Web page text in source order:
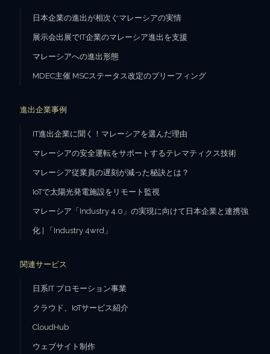
日本企業の進出が相次ぐマレーシアの実情
展示会出展でIT企業のマレーシア進出を支援
マレーシアへの進出形態
MDEC主催 MSCステータス改定のブリーフィング
進出企業事例
IT進出企業に聞く！マレーシアを選んだ理由
マレーシアの安全運転をサポートするテレマティクス技術
マレーシア従業員の遅刻が減った秘訣とは？
IoTで太陽光発電施設をリモート監視
マレーシア「Industry 4.0」の実現に向けて日本企業と連携強
化 | 「Industry 4wrd」
関連サービス
日系IT プロモーション事業
クラウド、IoTサービス紹介
CloudHub
ウェブサイト制作